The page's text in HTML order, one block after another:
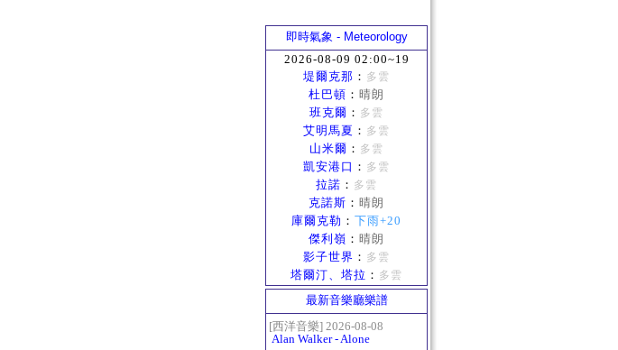
即時氣象 - Meteorology
2026-08-09 02:00~19
堤爾克那 ： 多雲
杜巴頓 ： 晴朗
班克爾 ： 多雲
艾明馬夏 ： 多雲
山米爾 ： 多雲
凱安港口 ： 多雲
拉諾 ： 多雲
克諾斯 ： 晴朗
庫爾克勒 ： 下雨+20
傑利嶺 ： 晴朗
影子世界 ： 多雲
塔爾汀、塔拉 ： 多雲
最新音樂廳樂譜
[西洋音樂] 2026-08-08
Alan Walker - Alone